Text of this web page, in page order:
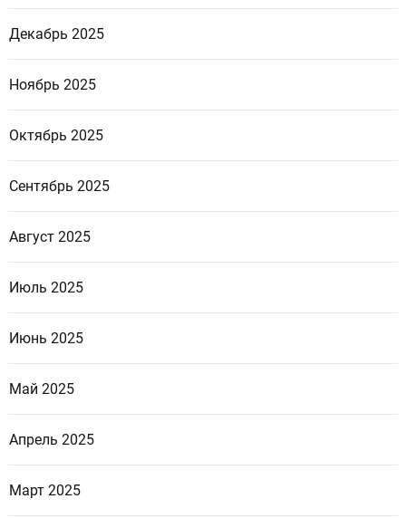
Декабрь 2025
Ноябрь 2025
Октябрь 2025
Сентябрь 2025
Август 2025
Июль 2025
Июнь 2025
Май 2025
Апрель 2025
Март 2025